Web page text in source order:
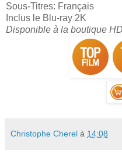
Sous-Titres: Français
Inclus le Blu-ray 2K
Disponible à la boutique
Christophe Cherel à 14:08